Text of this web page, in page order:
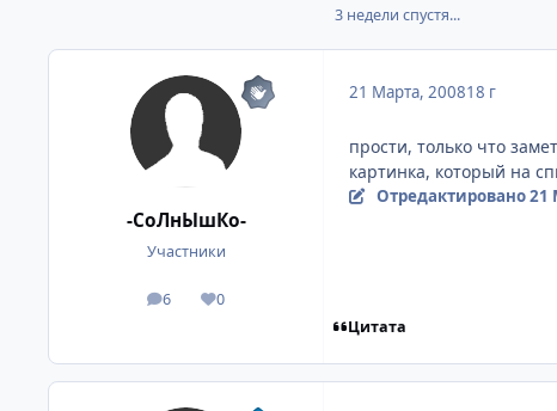
3 недели спустя...
-СоЛнЫшКо-
Участники
6
посты 0
Репутация
21 Марта, 200818 г
прости, только что
картинка, который на
Отредактировано21
Цитата